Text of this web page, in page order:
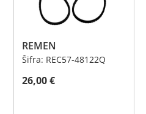
REMEN
Šifra: REC57-48122Q
26,00€